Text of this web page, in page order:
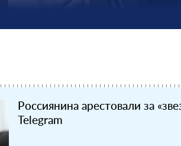
Россиянина арестовали за
Telegram